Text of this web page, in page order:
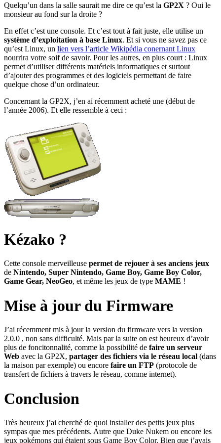
Quelqu’un dans la salle saurait me dire ce qu’est la GP2X ? Oui le
monsieur au fond sur la droite ?
En effet c’est une console. Et c’est tout à fait juste, elle utilise un
système d’exploitation à base Linux. Et si vous ne savez pas ce
qu’est Linux, un lien vers l’article Wikipédia conernant Linux
nourrira votre soif de savoir. Pour les autres, en plus court : Linux
permet d’utiliser différents matériels informatiques et surtout
d’ajouter des programmes et des logiciels permettant de faire
quelque chose d’un ordinateur.
Concernant la GP2X, j’en ai récemment acheté une (début de
l’année 2006). Et elle ressemble à ceci :
Kézako ?
Cette console merveilleuse permet de rejouer à ses anciens jeux
de Nintendo, Super Nintendo, Game Boy, Game Boy Color,
Game Gear, NeoGeo, et même les jeux de type MAME !
Mise à jour du Firmware
J’ai récemment mis à jour la version du firmware vers la version
2.0.0 , non sans difficulté. Mais par la suite on est heureux d’avoir
plus de foncitonnalité, comme la possibilité de faire un serveur
Web avec la GP2X, partager des fichiers via le réseau local (dans
la maison par exemple) ou encore faire un FTP (protocole de
transfert de fichiers à travers le réseau, comme internet).
Conclusion
Très heureux j’ai cherché de quoi installer des petits jeux plus
sympas que mes précédents. Autre que Duke Nukem ou encore les
jeux pokémons qui étaient sous Game Boy Color. Bien que j’avais